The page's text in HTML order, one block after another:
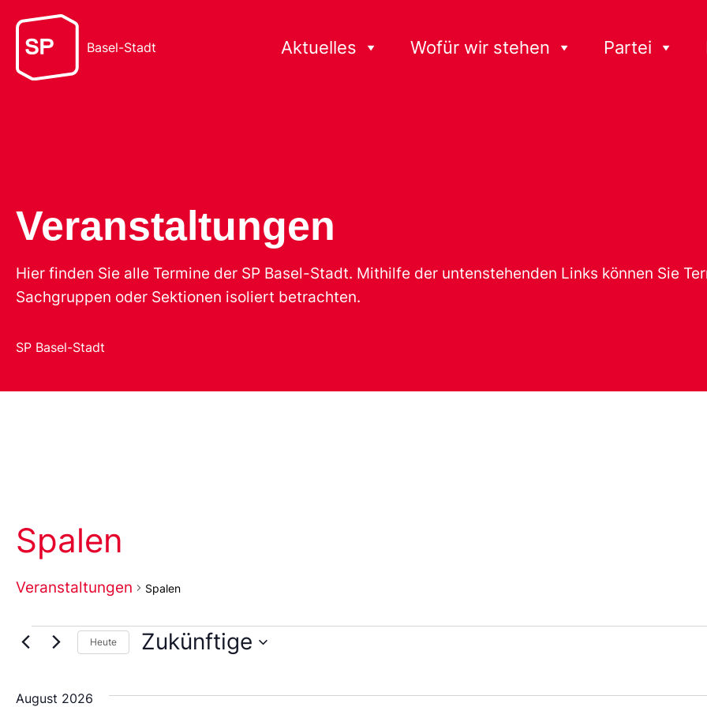
Basel-Stadt Aktuelles Wofür wir stehen Partei
Veranstaltungen
Hier finden Sie alle Termine der SP Basel-Stadt. Mithilfe der untenstehenden Links können Sie
Sachgruppen oder Sektionen isoliert betrachten.
SP Basel-Stadt
Spalen
Veranstaltungen Spalen
Heute Zukünftige
das
August 2026